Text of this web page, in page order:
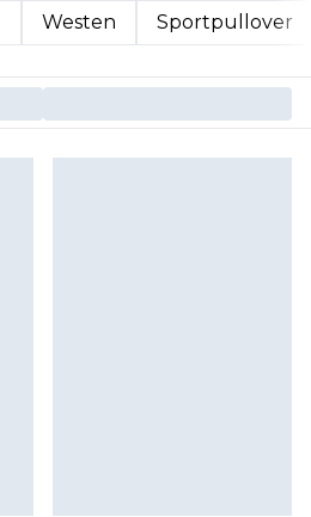
Westen Sportpullover